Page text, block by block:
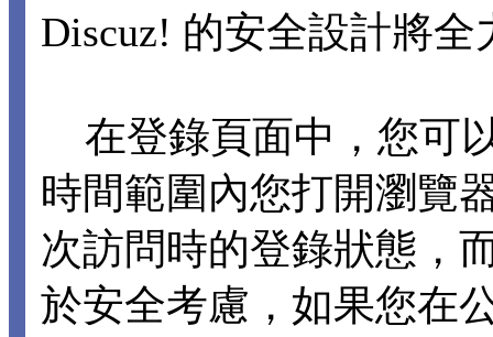
Discuz! 的安全設計將
在登錄頁面中，您可
時間範圍內您打開瀏覽
次訪問時的登錄狀態，
於安全考慮，如果您在